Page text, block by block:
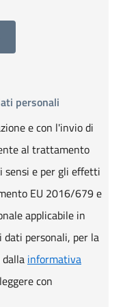
4
personali
e con l'invio di
al trattamento
sensi e per gli effetti
EU 2016/679 e
applicabile in
personali, per la
informativa
con